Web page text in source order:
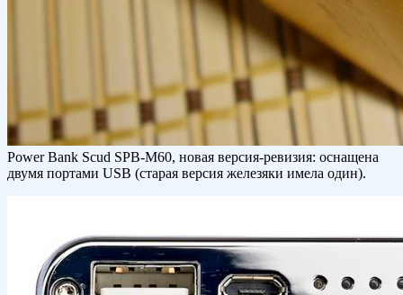
Power Bank Scud SPB-M60, новая версия-ревизия: оснащена
двумя портами USB (старая версия железяки имела один).